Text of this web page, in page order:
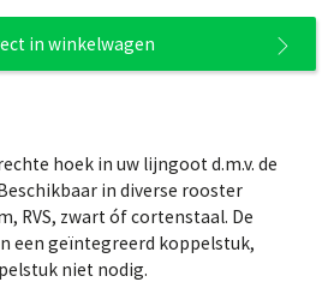
in winkelwagen
hoek in uw lijngoot d.m.v. de
in diverse rooster
RVS, zwart óf cortenstaal. De
een geïntegreerd koppelstuk,
niet nodig.